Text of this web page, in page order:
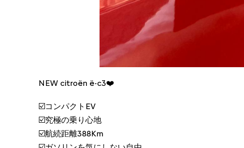
NEW citroën ë-c3❤️
☑️コンパクトEV
☑️究極の乗り心地
☑️航続距離388Km